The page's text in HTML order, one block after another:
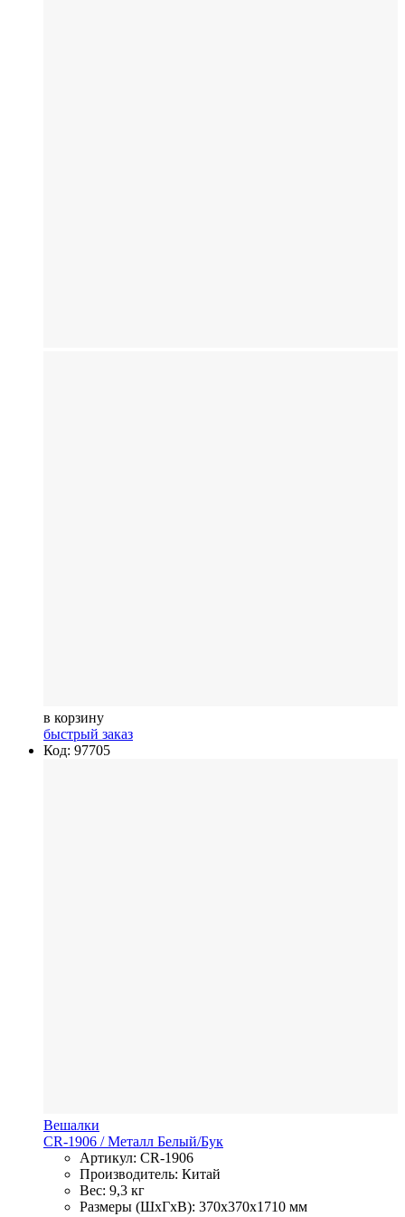
в корзину
быстрый заказ
Код: 97705
Вешалки
CR-1906 / Металл Белый/Бук
Артикул: CR-1906
Производитель: Китай
Вес: 9,3 кг
Размеры (ШхГхВ): 370x370x1710 мм